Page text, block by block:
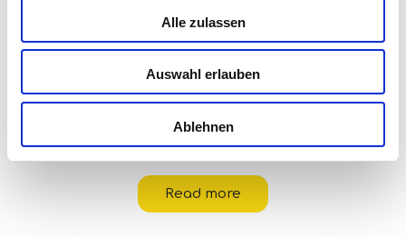
Alle zulassen
Auswahl erlauben
Ablehnen
Disney Eco-Puzzle Df Mini 48 Toy Story 5
Read more